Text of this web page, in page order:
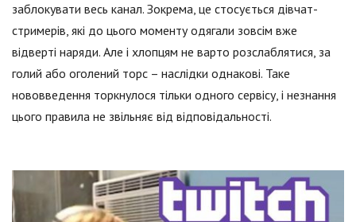
заблокувати весь канал. Зокрема, це стосується дівчат-
стримерів, які до цього моменту одягали зовсім вже
відверті наряди. Але і хлопцям не варто розслаблятися, за
голий або оголений торс – наслідки однакові. Таке
нововведення торкнулося тільки одного сервісу, і незнання
цього правила не звільняє від відповідальності.